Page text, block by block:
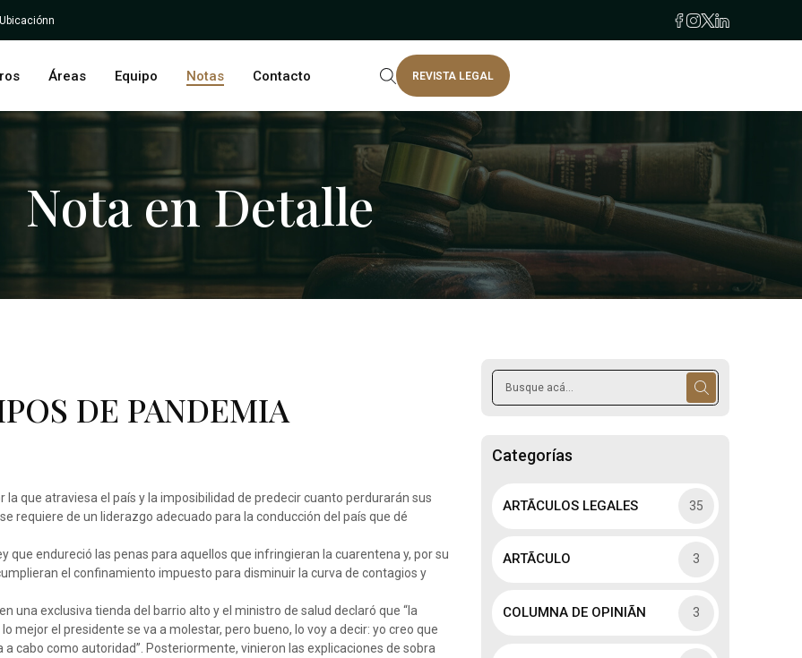
Áreas Equipo Notas Contacto REVISTA LEGAL
Nota en Detalle
DE PANDEMIA
que atraviesa el país y la imposibilidad de predecir cuanto perdurarán sus
requiere de un liderazgo adecuado para la conducción del país que dé
que endureció las penas para aquellos que infringieran la cuarentena y, por su
el confinamiento impuesto para disminuir la curva de contagios y
una exclusiva tienda del barrio alto y el ministro de salud declaró que “la
mejor el presidente se va a molestar, pero bueno, lo voy a decir: yo creo que
cabo como autoridad”. Posteriormente, vinieron las explicaciones de sobra
Categorías
ARTÃCULOS LEGALES 35
ARTÃCULO 3
COLUMNA DE OPINIÃN 3